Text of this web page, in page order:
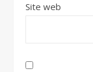
Site web